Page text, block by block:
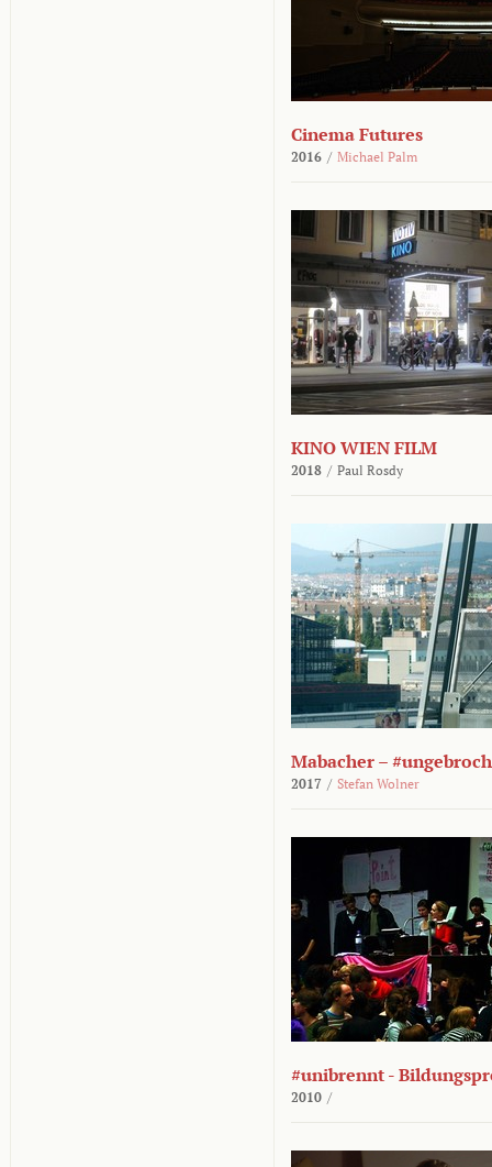
Cinema Futures
2016 / Michael Palm
KINO WIEN FILM
2018 / Paul Rosdy
Mabacher –
2017 / Stefan Wolner
#unibrennt -
2010 /